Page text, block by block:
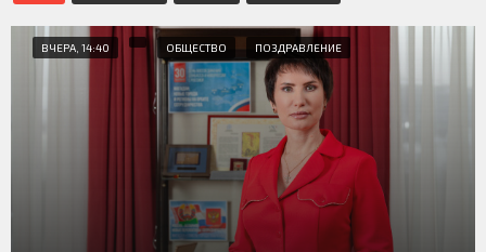
ВЧЕРА, 14:40 ОБЩЕСТВО ПОЗДРАВЛЕНИЕ